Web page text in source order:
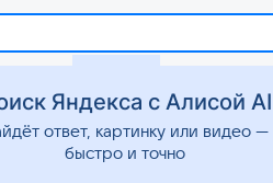
Гороскопы Стиль жизни
Яндекса с Алисой AI
ответ, картинку или видео —
быстро и точно